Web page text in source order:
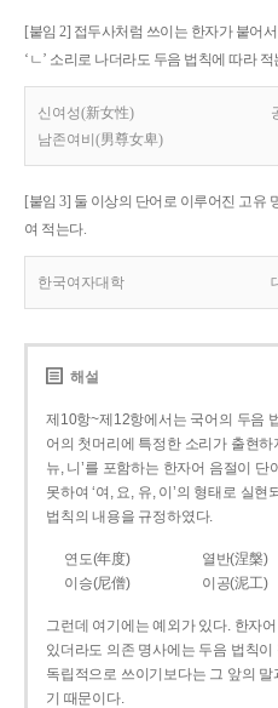
[붙임 2] 접두사처럼 쓰이는 한자가 붙어
‘ㄴ’ 소리로 나더라도 두음 법칙에 따라 적
신여성(新女性)
남존여비(男尊女卑)
[붙임 3] 둘 이상의 단어로 이루어진 고유
여 적는다.
한국여자대학
해설
제10항~제12항에서는 국어의 두음
어의 첫머리에 특정한 소리가 출현하
뉴, 니’를 포함하는 한자어 음절이 단
못하여 ‘여, 요, 유, 이’의 형태로 실
법칙의 내용을 규정하였다.
연도(年度) 열반(涅槃)
이승(尼僧)
이공(泥工)
그런데 여기에는 예외가 있다. 한자
있더라도 의존 명사에는 두음 법칙
독립적으로 쓰이기보다는 그 앞의
기 때문이다.